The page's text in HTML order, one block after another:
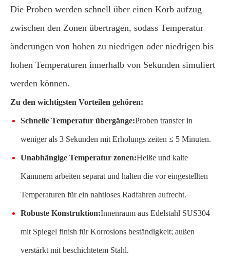
Die Proben werden schnell über einen Korb aufzug
zwischen den Zonen übertragen, sodass Temperatur
änderungen von hohen zu niedrigen oder niedrigen bis
hohen Temperaturen innerhalb von Sekunden simuliert
werden können.
Zu den wichtigsten Vorteilen gehören:
Schnelle Temperatur übergänge:Proben transfer in
weniger als 3 Sekunden mit Erholungs zeiten ≤ 5 Minuten.
Unabhängige Temperatur zonen:Heiße und kalte
Kammern arbeiten separat und halten die vor eingestellten
Temperaturen für ein nahtloses Radfahren aufrecht.
Robuste Konstruktion:Innenraum aus Edelstahl SUS304
mit Spiegel finish für Korrosions beständigkeit; außen
verstärkt mit beschichtetem Stahl.